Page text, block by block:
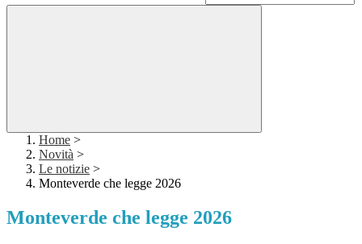
Home >
Novità >
Le notizie >
Monteverde che legge 2026
Monteverde che legge 2026